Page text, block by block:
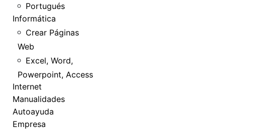
Portugués
Informática
Crear Páginas
Web
Excel, Word,
Powerpoint, Access
Internet
Manualidades
Autoayuda
Empresa